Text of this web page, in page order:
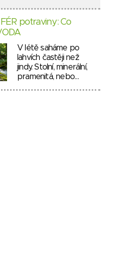
potraviny: Co
V létě saháme po
lahvích častěji než
jindy. Stolní, minerální,
pramenitá, nebo…